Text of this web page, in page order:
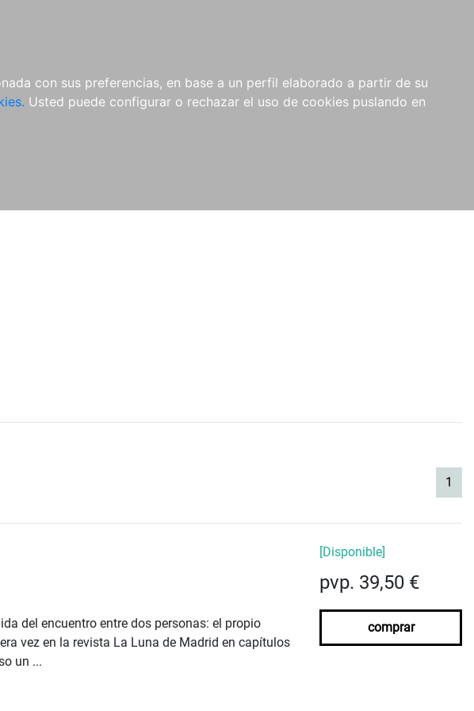
con sus preferencias, en base a un perfil elaborado a partir de su
Usted puede configurar o rechazar el uso de cookies puslando en
1
del encuentro entre dos personas: el propio
vez en la revista La Luna de Madrid en capítulos
un ...
[Disponible]
pvp. 39,50 €
comprar